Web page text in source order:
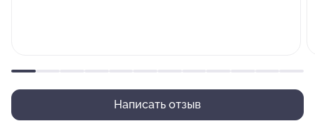
Написать отзыв